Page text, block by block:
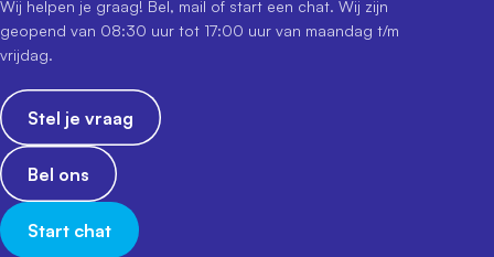
Wij helpen je graag! Bel, mail of start een chat. Wij zijn
geopend van 08:30 uur tot 17:00 uur van maandag t/m
vrijdag.
Stel je vraag
Bel ons
Start chat